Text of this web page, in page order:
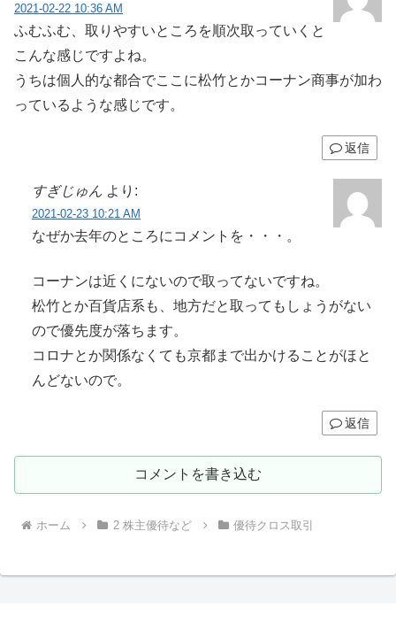
2021-02-22 10:36 AM
ふむふむ、取りやすいところを順次取っていくと
こんな感じですよね。
うちは個人的な都合でここに松竹とかコーナン商事が加わ
っているような感じです。
返信
すぎじゅん より:
2021-02-23 10:21 AM
なぜか去年のところにコメントを・・・。
コーナンは近くにないので取ってないですね。
松竹とか百貨店系も、地方だと取ってもしょうがない
ので優先度が落ちます。
コロナとか関係なくても京都まで出かけることがほと
んどないので。
返信
コメントを書き込む
ホーム 2 株主優待など 優待クロス取引